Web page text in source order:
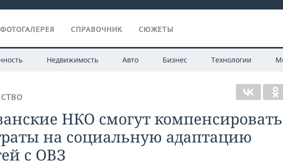
ФОТОГАЛЕРЕЯ СПРАВОЧНИК СЮЖЕТЫ
Недвижимость Авто Бизнес Технологии
НКО смогут компенсировать
на социальную адаптацию
с ОВЗ